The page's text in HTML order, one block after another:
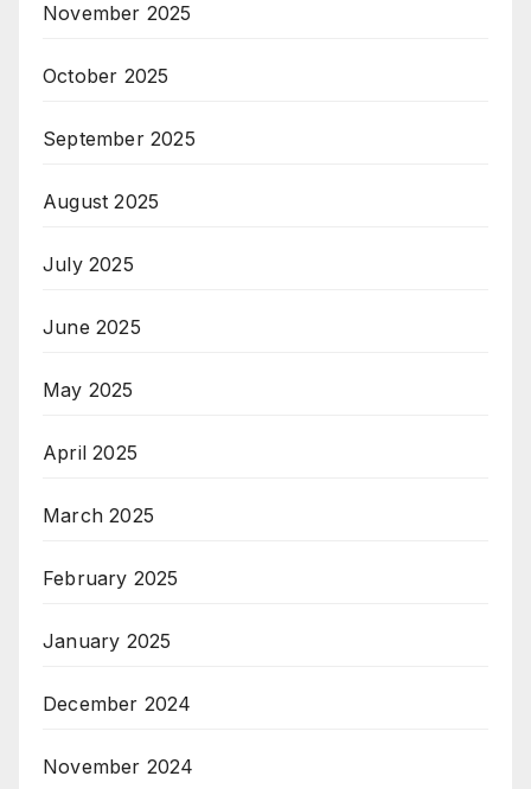
November 2025
October 2025
September 2025
August 2025
July 2025
June 2025
May 2025
April 2025
March 2025
February 2025
January 2025
December 2024
November 2024